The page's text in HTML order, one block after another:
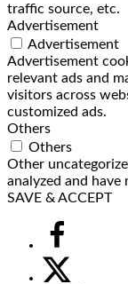
traffic source, etc.
Advertisement
Advertisement
Advertisement
relevant ads and
visitors across
customized ads.
Others
Others
Other
analyzed and have
SAVE & ACCEPT